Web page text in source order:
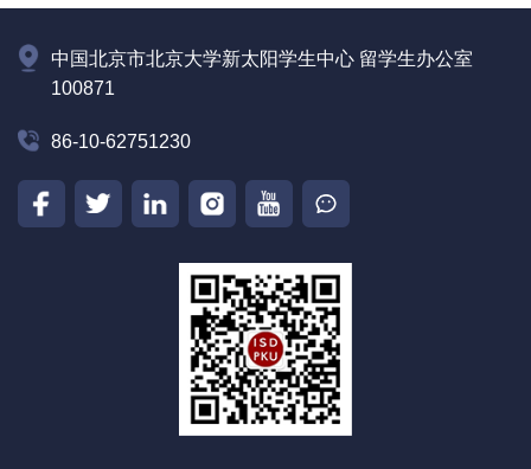
中国北京市北京大学新太阳学生中心 留学生办公室
100871
86-10-62751230